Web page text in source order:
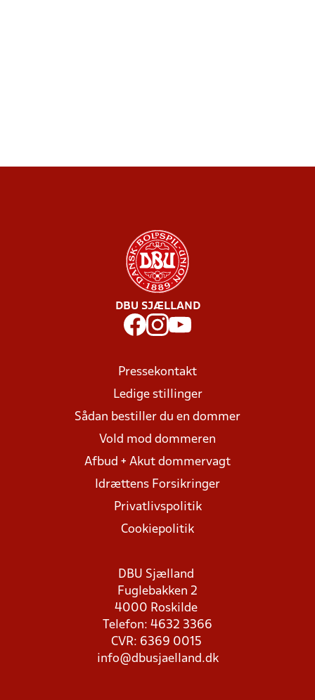
DBU SJÆLLAND
Pressekontakt
Ledige stillinger
Sådan bestiller du en dommer
Vold mod dommeren
Afbud + Akut dommervagt
Idrættens Forsikringer
Privatlivspolitik
Cookiepolitik
DBU Sjælland
Fuglebakken 2
4000 Roskilde
Telefon: 4632 3366
CVR: 6369 0015
info@dbusjaelland.dk